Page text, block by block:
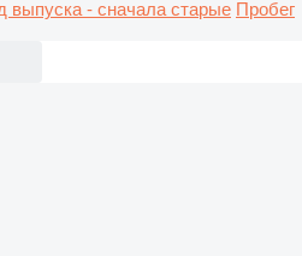
выпуска - сначала старые Пробег